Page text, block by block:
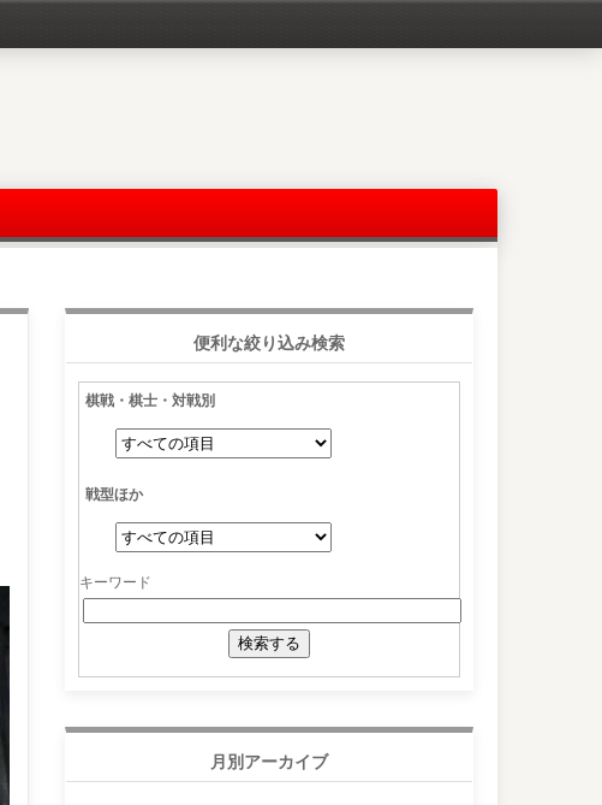
便利な絞り込み検索
棋戦・棋士・対戦別
戦型ほか
キーワード
月別アーカイブ